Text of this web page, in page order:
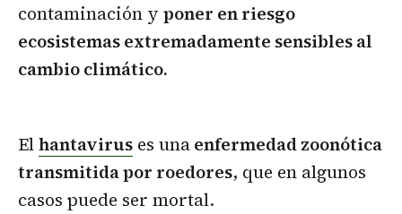
contaminación y poner en riesgo
ecosistemas extremadamente sensibles al
cambio climático.
Elhantavirus es unaenfermedad zoonótica
transmitida por roedores, que en algunos
casos puede ser mortal.